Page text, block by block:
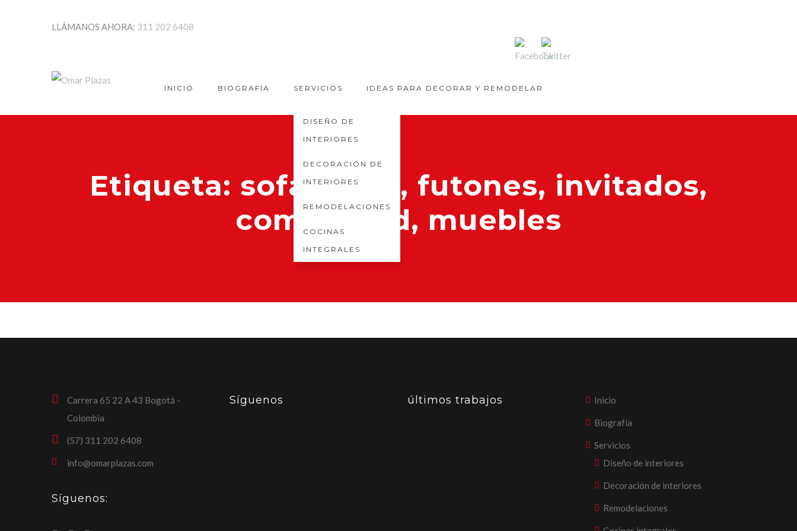
LLÁMANOS AHORA: 311 202 6408
INICIO BIOGRAFÍA SERVICIOS
DISEÑO DE
INTERIORES
DECORACIÓN DE
INTERIORES
REMODELACIONES
COCINAS
INTEGRALES
IDEAS PARA DECORAR Y REMODELAR
Etiqueta: sofá cama, futones, invitados,
comodidad, muebles
Carrera 65 22 A 43 Bogotá -
Colombia
(57) 311 202 6408
info@omarplazas.com
Síguenos:
Síguenos últimos trabajos Inicio
Biografía
Servicios
Diseño de interiores
Decoración de interiores
Remodelaciones